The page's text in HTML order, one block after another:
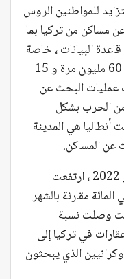
للمواطنين الروس
مساكن من تركيا بما
البيانات ، خاصة
مع وصول عدد مشاهدات الصفحة إلى 60 مليون مرة و 15
عمليات البحث عن
من الحرب بشكل
هي المدينة
عن المساكن.
وفقا لإحصائيات (TÜİK )، في فبراير 2022 ، ارتفعت
المساكن للأجانب بنسبة 55 في المائة مقارنة بالشهر
وصلت نسبة
في تركيا إلى
الذي يبحثون